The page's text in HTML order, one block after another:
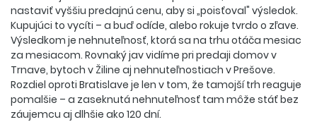
nastaviť vyššiu predajnú cenu, aby si „poisťoval" výsledok.
Kupujúci to vycíti – a buď odíde, alebo rokuje tvrdo o zľave.
Výsledkom je nehnuteľnosť, ktorá sa na trhu otáča mesiac
za mesiacom. Rovnaký jav vidíme pri predaji domov v
Trnave, bytoch v Žiline aj nehnuteľnostiach v Prešove.
Rozdiel oproti Bratislave je len v tom, že tamojší trh reaguje
pomalšie – a zaseknutá nehnuteľnosť tam môže stáť bez
záujemcu aj dlhšie ako 120 dní.